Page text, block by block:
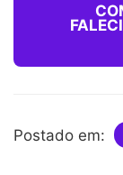
Postado em: